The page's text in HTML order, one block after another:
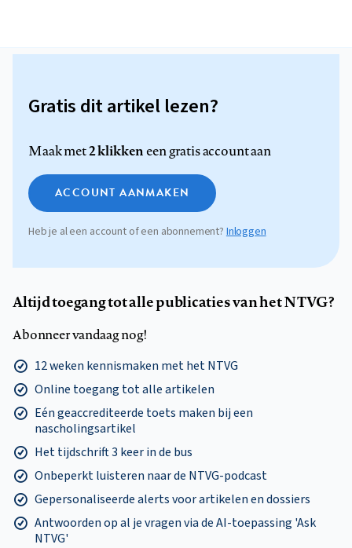
Gratis dit artikel lezen?
Maak met2 klikkeneen gratis account aan
ACCOUNT AANMAKEN
Heb je al een account of een abonnement? Inloggen
Altijd toegang tot alle publicaties van het NTVG?
Abonneer vandaag nog!
12 weken kennismaken met het NTVG
Online toegang tot alle artikelen
Eén geaccrediteerde toets maken bij een
nascholingsartikel
Het tijdschrift 3 keer in de bus
Onbeperkt luisteren naar de NTVG-podcast
Gepersonaliseerde alerts voor artikelen en dossiers
Antwoorden op al je vragen via de AI-toepassing 'Ask
NTVG'